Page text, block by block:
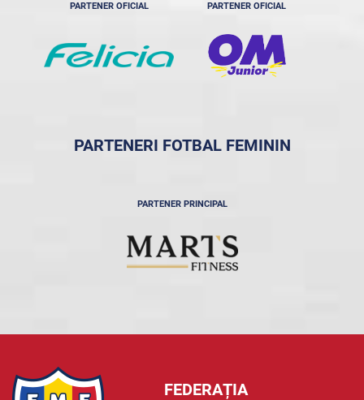
PARTENER OFICIAL PARTENER OFICIAL
PARTENERI FOTBAL FEMININ
PARTENER PRINCIPAL
FEDERAȚIA